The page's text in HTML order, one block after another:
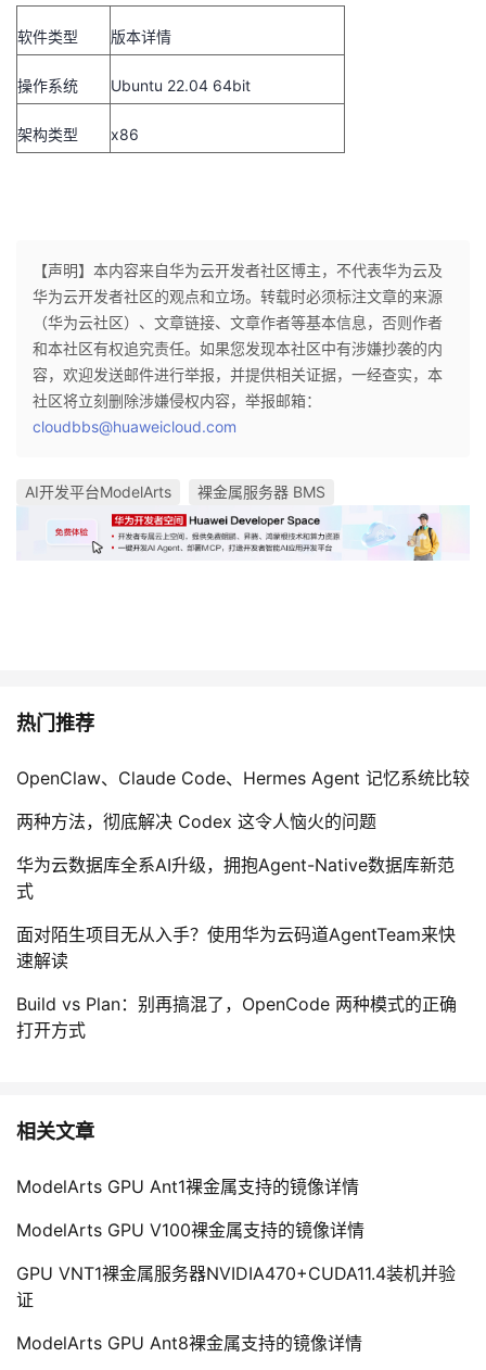
软件类型 版本详情
操作系统 Ubuntu 22.04 64bit
架构类型 x86
【声明】本内容来自华为云开发者社区博主，不代表华为云及
华为云开发者社区的观点和立场。转载时必须标注文章的来源
（华为云社区）、文章链接、文章作者等基本信息，否则作者
和本社区有权追究责任。如果您发现本社区中有涉嫌抄袭的内
容，欢迎发送邮件进行举报，并提供相关证据，一经查实，本
社区将立刻删除涉嫌侵权内容，举报邮箱：
cloudbbs@huaweicloud.com
AI开发平台ModelArts 裸金属服务器 BMS
热门推荐
OpenClaw、Claude Code、Hermes Agent 记忆系统比较
两种方法，彻底解决 Codex 这令人恼火的问题
华为云数据库全系AI升级，拥抱Agent-Native数据库新范
式
面对陌生项目无从入手？使用华为云码道AgentTeam来快
速解读
Build vs Plan：别再搞混了，OpenCode 两种模式的正确
打开方式
相关文章
ModelArts GPU Ant1裸金属支持的镜像详情
ModelArts GPU V100裸金属支持的镜像详情
GPU VNT1裸金属服务器NVIDIA470+CUDA11.4装机并验
证
ModelArts GPU Ant8裸金属支持的镜像详情